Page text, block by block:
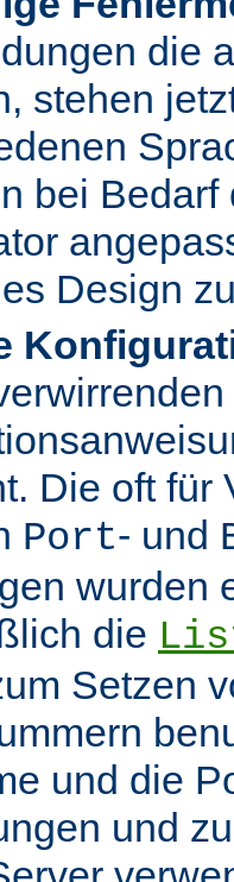
die
stehen
bei Bedarf
Design
Die oft für
Port- und
wurden
die
Setzen
und die
und